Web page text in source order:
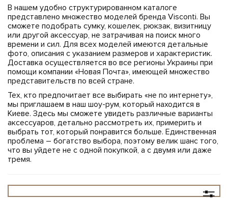
В нашем удобно структурированном каталоге
представлено множество моделей бренда Visconti. Вы
сможете подобрать сумку, кошелек, рюкзак, визитницу
или другой аксессуар, не затрачивая на поиск много
времени и сил. Для всех моделей имеются детальные
фото, описания с указанием размеров и характеристик.
Доставка осуществляется во все регионы Украины при
помощи компании «Новая Почта», имеющей множество
представительств по всей стране.
Тех, кто предпочитает все выбирать «не по интернету»,
мы приглашаем в наш шоу-рум, который находится в
Киеве. Здесь мы сможете увидеть различные варианты
аксессуаров, детально рассмотреть их, примерить и
выбрать тот, который понравится больше. Единственная
проблема – богатство выбора, поэтому велик шанс того,
что вы уйдете не с одной покупкой, а с двумя или даже
тремя.